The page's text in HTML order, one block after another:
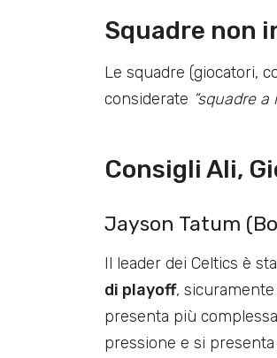
Squadre non
Le squadre (giocatori,
considerate “squadre a
Consigli Ali,
Jayson Tatum
Il leader dei Celtics è
di playoff,
presenta più
pressione e si